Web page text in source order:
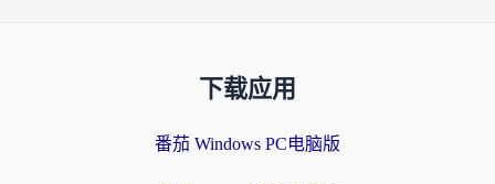
下载应用
番茄 Windows PC电脑版